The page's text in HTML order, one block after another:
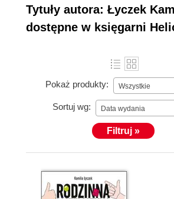
Tytuły autora: Łyczek
dostępne w księgarni
Pokaż produkty: Wszystkie
Sortuj wg: Data wydania
Filtruj »